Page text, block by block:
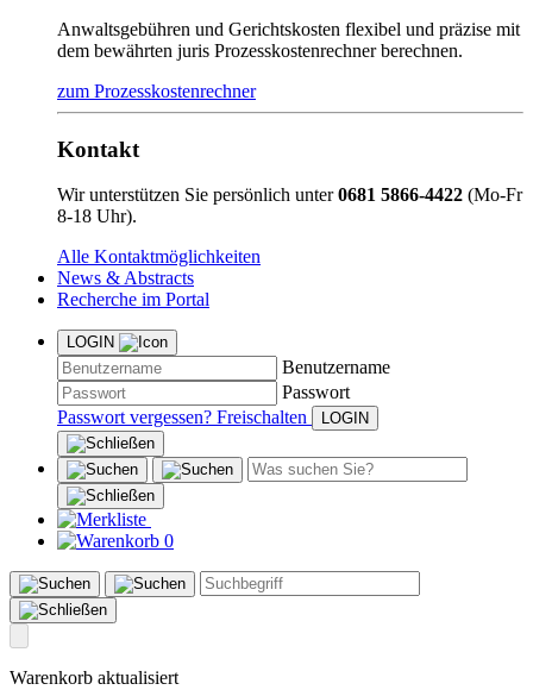
Anwaltsgebühren und Gerichtskosten flexibel und präzise mit
dem bewährten juris Prozesskostenrechner berechnen.
zum Prozesskostenrechner
Kontakt
Wir unterstützen Sie persönlich unter0681 5866-4422 (Mo-Fr
8-18 Uhr).
Alle Kontaktmöglichkeiten
News & Abstracts
Recherche im Portal
LOGIN
Benutzername
Passwort
Passwort vergessen? Freischalten
0
Warenkorb aktualisiert